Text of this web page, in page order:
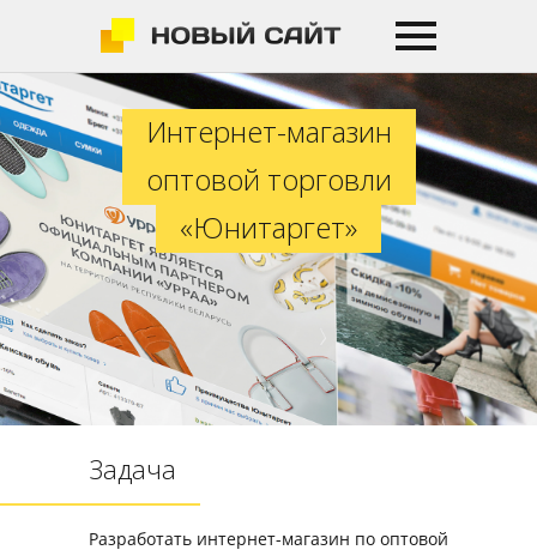
Интернет-магазин оптовой
Интернет-магазин
оптовой торговли
«Юнитаргет»
Задача
Разработать интернет-магазин по оптовой